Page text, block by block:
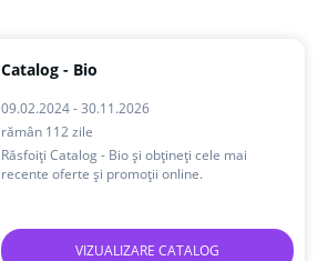
Catalog - Bio
09.02.2024 - 30.11.2026
rămân 112 zile
Răsfoiți Catalog - Bio și obțineți cele mai
recente oferte și promoții online.
VIZUALIZARE CATALOG